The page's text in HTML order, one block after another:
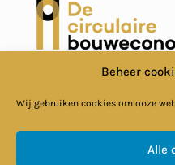
Beheer
Wij gebruiken cookies om onze
Alle